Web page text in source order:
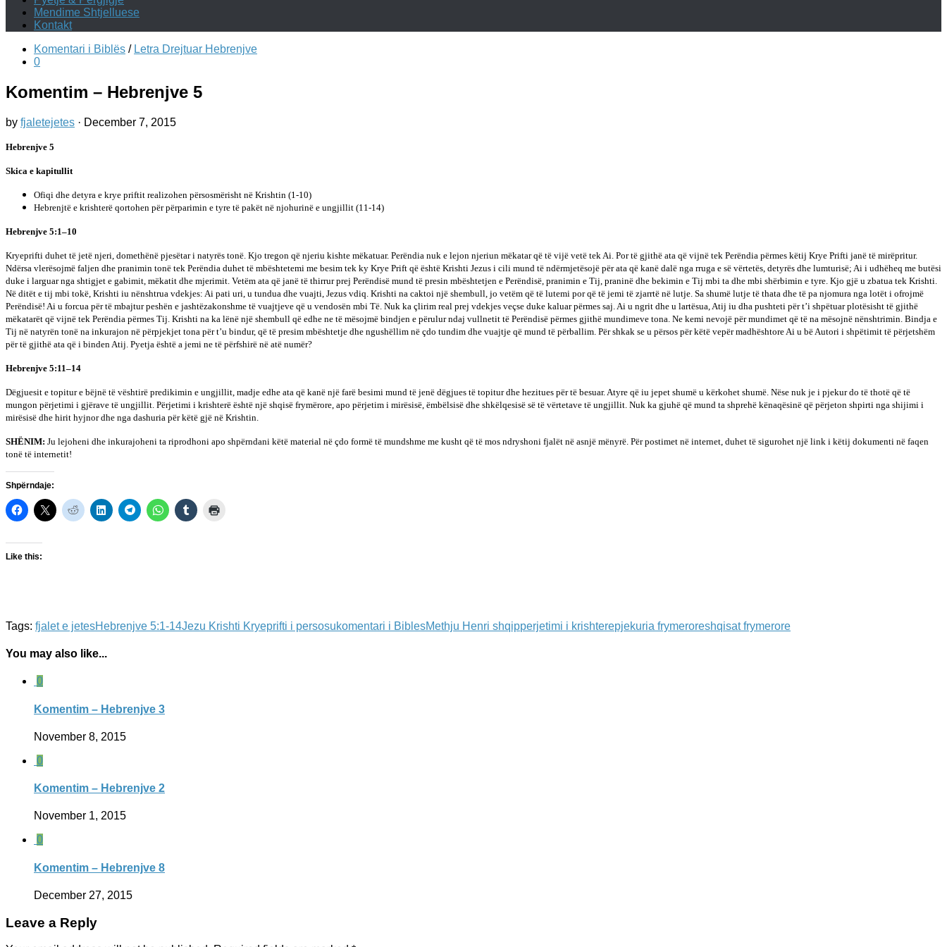
Mendime Shtjelluese
Kontakt
Komentari i Biblës / Letra Drejtuar Hebrenjve
0
Komentim – Hebrenjve 5
by fjaletejetes · December 7, 2015
Hebrenjve 5
Skica e kapitullit
Ofiqi dhe detyra e krye priftit realizohen përsosmërisht në Krishtin (1-10)
Hebrenjtë e krishterë qortohen për përparimin e tyre të pakët në njohurinë e ungjillit (11-14)
Hebrenjve 5:1–10
Kryeprifti duhet të jetë njeri, domethënë pjesëtar i natyrës tonë. Kjo tregon që njeriu kishte mëkatuar. Perëndia nuk e lejon njeriun mëkatar që të vijë vetë tek Ai. Por të gjithë ata që vijnë tek Perëndia përmes këtij Krye Prifti janë të mirëpritur.
Ndërsa vlerësojmë faljen dhe pranimin tonë tek Perëndia duhet të mbështetemi me besim tek ky Krye Prift që është Krishti Jezus i cili mund të ndërmjetësojë për ata që kanë dalë nga rruga e së vërtetës, detyrës dhe lumturisë; Ai i udhëheq me butësi
duke i larguar nga shtigjet e gabimit, mëkatit dhe mjerimit. Vetëm ata që janë të thirrur prej Perëndisë mund të presin mbështetjen e Perëndisë, pranimin e Tij, praninë dhe bekimin e Tij mbi ta dhe mbi shërbimin e tyre. Kjo gjë u zbatua tek Krishti.
Në ditët e tij mbi tokë, Krishti iu nënshtrua vdekjes: Ai pati uri, u tundua dhe vuajti, Jezus vdiq. Krishti na caktoi një shembull, jo vetëm që të lutemi por që të jemi të zjarrtë në lutje. Sa shumë lutje të thata dhe të pa njomura nga lotët i ofrojmë
Perëndisë! Ai u forcua për të mbajtur peshën e jashtëzakonshme të vuajtjeve që u vendosën mbi Të. Nuk ka çlirim real prej vdekjes veçse duke kaluar përmes saj. Ai u ngrit dhe u lartësua, Atij iu dha pushteti për t’i shpëtuar plotësisht të gjithë
mëkatarët që vijnë tek Perëndia përmes Tij. Krishti na ka lënë një shembull që edhe ne të mësojmë bindjen e përulur ndaj vullnetit të Perëndisë përmes gjithë mundimeve tona. Ne kemi nevojë për mundimet që të na mësojnë nënshtrimin. Bindja e
Tij në natyrën tonë na inkurajon në përpjekjet tona për t’u bindur, që të presim mbështetje dhe ngushëllim në çdo tundim dhe vuajtje që mund të përballim. Për shkak se u përsos për këtë vepër madhështore Ai u bë Autori i shpëtimit të përjetshëm
për të gjithë ata që i binden Atij. Pyetja është a jemi ne të përfshirë në atë numër?
Hebrenjve 5:11–14
Dëgjuesit e topitur e bëjnë të vështirë predikimin e ungjillit, madje edhe ata që kanë një farë besimi mund të jenë dëgjues të topitur dhe hezitues për të besuar. Atyre që iu jepet shumë u kërkohet shumë. Nëse nuk je i pjekur do të thotë që të
mungon përjetimi i gjërave të ungjillit. Përjetimi i krishterë është një shqisë frymërore, apo përjetim i mirësisë, ëmbëlsisë dhe shkëlqesisë së të vërtetave të ungjillit. Nuk ka gjuhë që mund ta shprehë kënaqësinë që përjeton shpirti nga shijimi i
mirësisë dhe hirit hyjnor dhe nga dashuria për këtë gjë në Krishtin.
SHËNIM: Ju lejoheni dhe inkurajoheni ta riprodhoni apo shpërndani këtë material në çdo formë të mundshme me kusht që të mos ndryshoni fjalët në asnjë mënyrë. Për postimet në internet, duhet të sigurohet një link i këtij dokumenti në faqen
tonë të internetit!
Shpërndaje:
Like this:
Tags: fjalet e jetesHebrenjve 5:1-14Jezu Krishti Kryeprifti i persosukomentari i BiblesMethju Henri shqipperjetimi i krishterepjekuria frymeroreshqisat frymerore
You may also like...
0
Komentim – Hebrenjve 3
November 8, 2015
0
Komentim – Hebrenjve 2
November 1, 2015
0
Komentim – Hebrenjve 8
December 27, 2015
Leave a Reply